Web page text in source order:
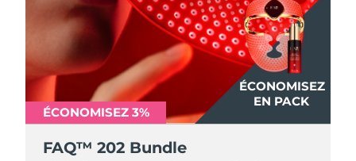
ÉCONOMISEZ
EN PACK
ÉCONOMISEZ 3%
FAQ™ 202 Bundle